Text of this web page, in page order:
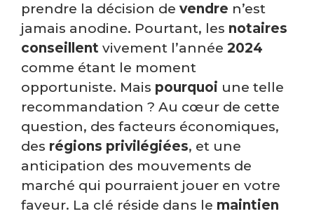
prendre la décision de vendre n’est
jamais anodine. Pourtant, les notaires
conseillent vivement l’année 2024
comme étant le moment
opportuniste. Mais pourquoi une telle
recommandation ? Au cœur de cette
question, des facteurs économiques,
des régions privilégiées, et une
anticipation des mouvements de
marché qui pourraient jouer en votre
faveur. La clé réside dans le maintien